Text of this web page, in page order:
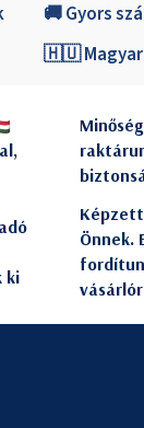
🚚 Gyors
🇭🇺 Magyar
ki
Önnek.